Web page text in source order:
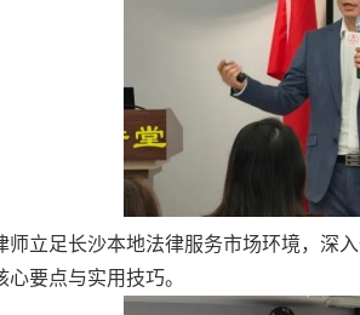
足长沙本地法律服务市场环境，深入
要点与实用技巧。